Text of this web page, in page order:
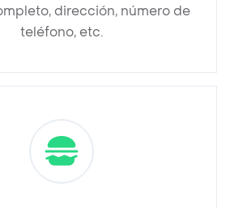
dirección, número de
teléfono, etc.